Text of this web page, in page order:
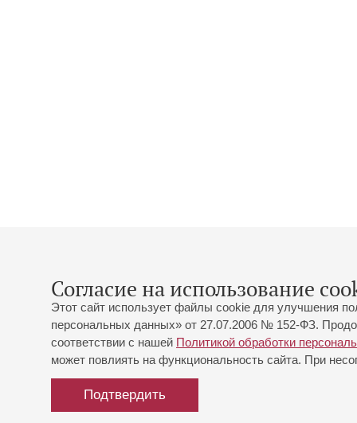
Согласие на использование
Этот сайт использует файлы cookie для улучшения
персональных данных» от 27.07.2006 № 152-ФЗ.
соответствии с нашей Политикой обработки
может повлиять на функциональность сайта. При
Подтвердить